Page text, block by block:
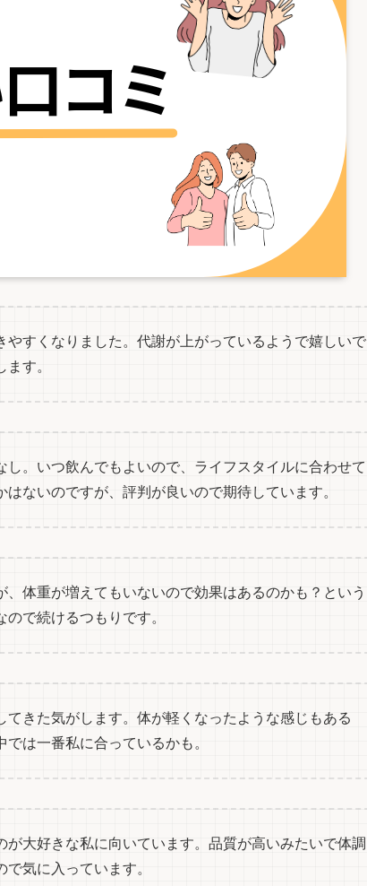
すくなりました。代謝が上がっているようで嬉しいで
す。
。いつ飲んでもよいので、ライフスタイルに合わせて
ないのですが、評判が良いので期待しています。
体重が増えてもいないので効果はあるのかも？という
で続けるつもりです。
きた気がします。体が軽くなったような感じもある
は一番私に合っているかも。
大好きな私に向いています。品質が高いみたいで体調
気に入っています。